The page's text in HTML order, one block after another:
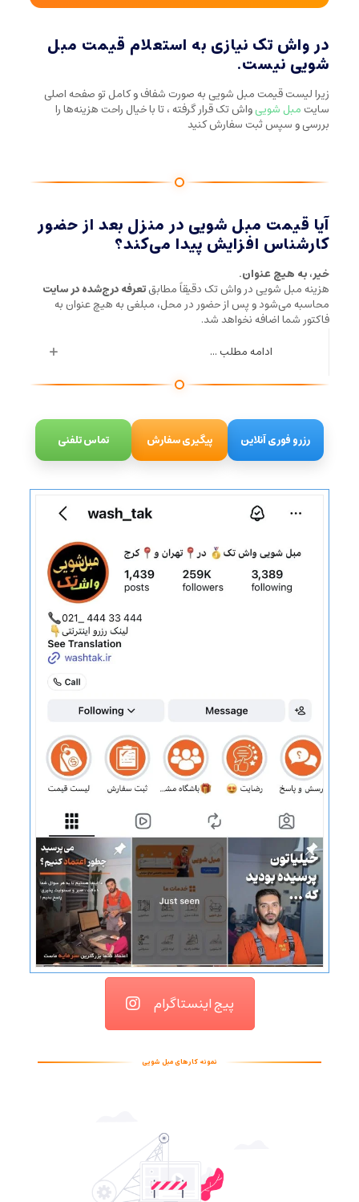
در واش تک نیازی به استعلام قیمت مبل
شویی نیست.
زیرا لیست قیمت مبل شویی به صورت شفاف و کامل تو صفحه اصلی
سایت مبل شوییواش تک قرار گرفته ، تا با خیال راحت هزینه‌ها را
بررسی و سپس ثبت سفارش کنید
آیا قیمت مبل شویی در منزل بعد از حضور
کارشناس افزایش پیدا می‌کند؟
خیر، به هیچ عنوان.
هزینه مبل شویی در واش تک دقیقاً مطابقتعرفه درج‌شده در سایت
محاسبه می‌شود و پس از حضور در محل، مبلغی به هیچ عنوان به
فاکتور شما اضافه نخواهد شد.
ادامه مطلب ...
رزرو فوری آنلاین پیگیری سفارش تماس تلفنی
پیج اینستاگرام
نمونه کارهای مبل شویی